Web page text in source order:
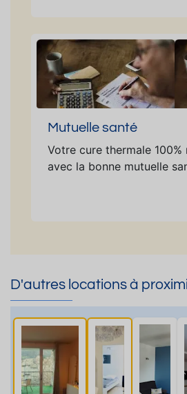
Mutuelle santé
Votre cure thermale 100%
avec la bonne mutuelle
D'autres locations à